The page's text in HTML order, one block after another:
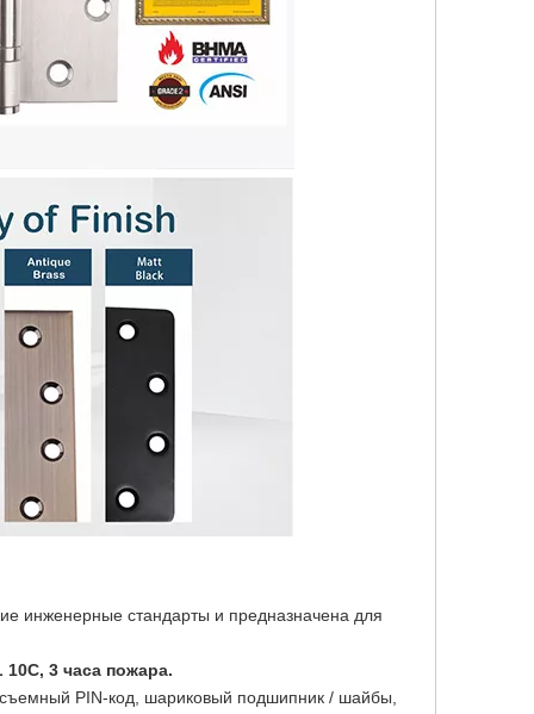
инженерные стандарты и предназначена для
10C, 3 часа пожара.
PIN-код, шариковый подшипник / шайбы,